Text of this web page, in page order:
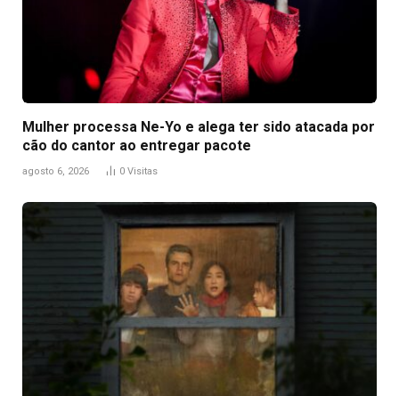
Mulher processa Ne-Yo e alega ter sido atacada por
cão do cantor ao entregar pacote
agosto 6, 2026 0 Visitas